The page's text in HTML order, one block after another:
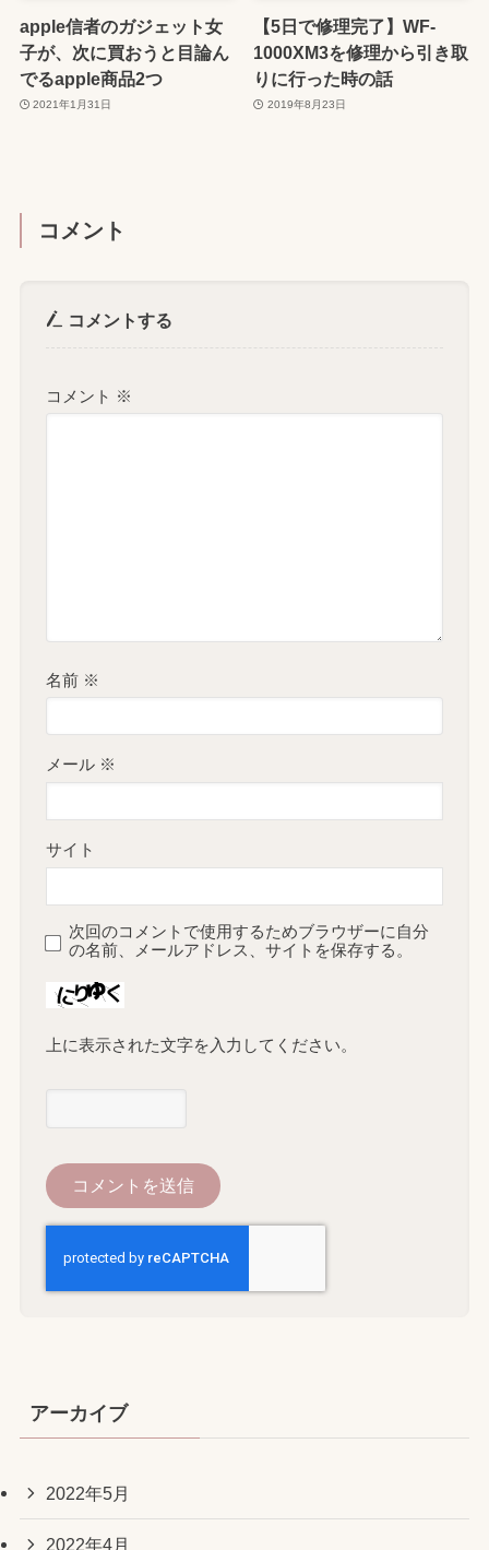
apple信者のガジェット女
子が、次に買おうと目論ん
でるapple商品2つ
2021年1月31日
【5日で修理完了】WF-
1000XM3を修理から引き取
りに行った時の話
2019年8月23日
コメント
コメントする
コメント ※
名前 ※
メール ※
サイト
次回のコメントで使用するためブラウザーに自分
の名前、メールアドレス、サイトを保存する。
上に表示された文字を入力してください。
アーカイブ
2022年5月
2022年4月